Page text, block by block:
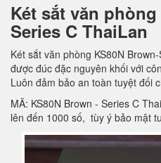
Két sắt văn
Series C ThaiLan
Két sắt văn phòng KS80N
được đúc đặc nguyên khối với
Luôn đảm bảo an toàn tuyệt đối
MÃ: KS80N Brown - Series C
lên đến 1000 số, tùy ý bảo mật